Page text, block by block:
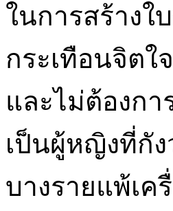
ในการสร้าง
กระเทือนจิต
และไม่ต้องก
เป็นผู้หญิงที่กั
บางรายแพ้เค